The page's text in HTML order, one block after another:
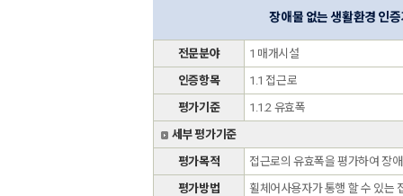
장애물 없는 생활환경 인
전문분야
1 매개시설
인증항목
1.1 접근로
평가기준
1.1.2 유효폭
세부 평가기준
평가목적
접근로의 유효폭을 평가하여 장
평가방법
휠체어사용자가 통행 할 수 있는